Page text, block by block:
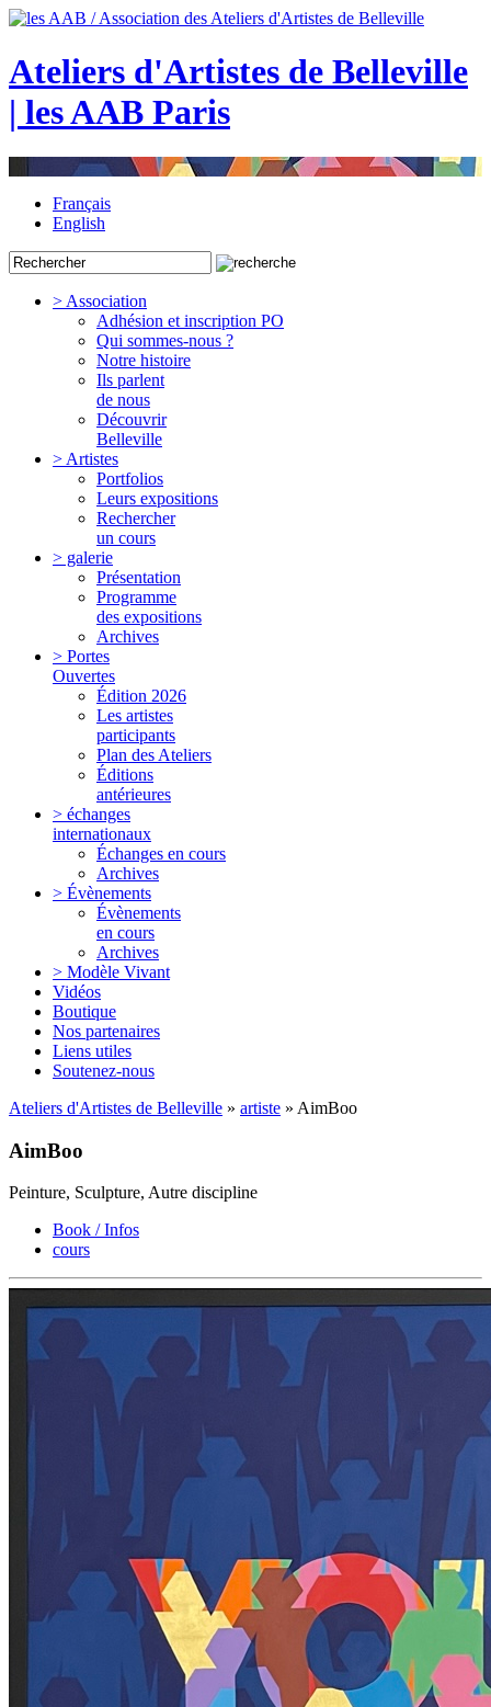
Ateliers d'Artistes de Belleville
| les AAB Paris
Français
English
> Association
Adhésion et inscription PO
Qui sommes-nous ?
Notre histoire
Ils parlent
de nous
Découvrir
Belleville
> Artistes
Portfolios
Leurs expositions
Rechercher
un cours
> galerie
Présentation
Programme
des expositions
Archives
> Portes
Ouvertes
Édition 2026
Les artistes
participants
Plan des Ateliers
Éditions
antérieures
> échanges
internationaux
Échanges en cours
Archives
> Évènements
Évènements
en cours
Archives
> Modèle Vivant
Vidéos
Boutique
Nos partenaires
Liens utiles
Soutenez-nous
Ateliers d'Artistes de Belleville » artiste » AimBoo
AimBoo
Peinture, Sculpture, Autre discipline
Book / Infos
cours